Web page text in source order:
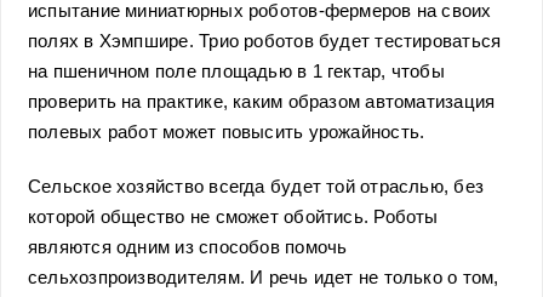
испытание миниатюрных роботов-фермеров на своих
полях в Хэмпшире. Трио роботов будет тестироваться
на пшеничном поле площадью в 1 гектар, чтобы
проверить на практике, каким образом автоматизация
полевых работ может повысить урожайность.
Сельское хозяйство всегда будет той отраслью, без
которой общество не сможет обойтись. Роботы
являются одним из способов помочь
сельхозпроизводителям. И речь идет не только о том,